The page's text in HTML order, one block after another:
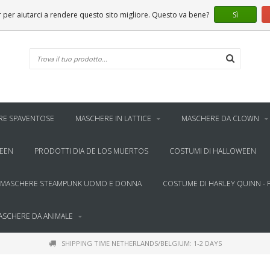
SPAVENTOSE MASCHERE IN LATTICE MASCHERE DA CLOWN
PRODOTTI DIA DE LOS MUERTOS COSTUMI DI HALLOWEEN
MASCHERE STEAMPUNK UOMO E DONNA COSTUME DI HARLEY QUINN -
DA ANIMALE
SHIPPING TIME NETHERLANDS/BELGIUM: 1-2 DAYS
aiutarci a rendere questo sito migliore. Questo va bene? Sì